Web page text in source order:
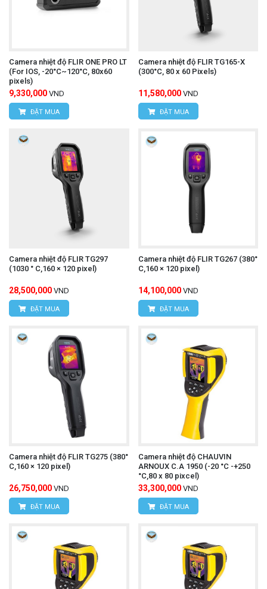
Camera nhiệt độ FLIR ONE PRO LT
(For IOS, -20°C~120°C, 80x60
pixels)
9,330,000 VND
ĐẶT MUA
Camera nhiệt độ FLIR TG165-X
(300°C, 80 x 60 Pixels)
11,580,000 VND
ĐẶT MUA
Camera nhiệt độ FLIR TG297
(1030 ° C,160 × 120 pixel)
28,500,000 VND
ĐẶT MUA
Camera nhiệt độ FLIR TG267 (380°
C,160 × 120 pixel)
14,100,000 VND
ĐẶT MUA
Camera nhiệt độ FLIR TG275 (380°
C,160 × 120 pixel)
26,750,000 VND
ĐẶT MUA
Camera nhiệt độ CHAUVIN
ARNOUX C.A 1950 (-20 °C -+250
°C,80 x 80 pixcel)
33,300,000 VND
ĐẶT MUA